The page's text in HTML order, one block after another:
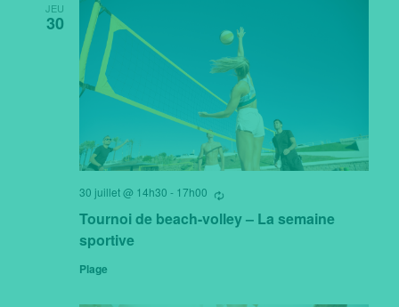
JEU
30
Tournoi de beach-volley – La semaine
sportive
30 juillet @ 14h30 - 17h00
Se
Plage